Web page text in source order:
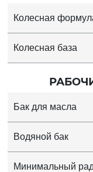
Колесная
Колесная база
Бак для масла
Водяной бак
Минимальный